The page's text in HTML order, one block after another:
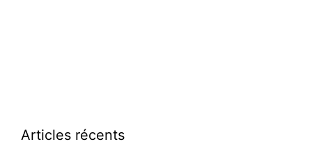
Articles récents